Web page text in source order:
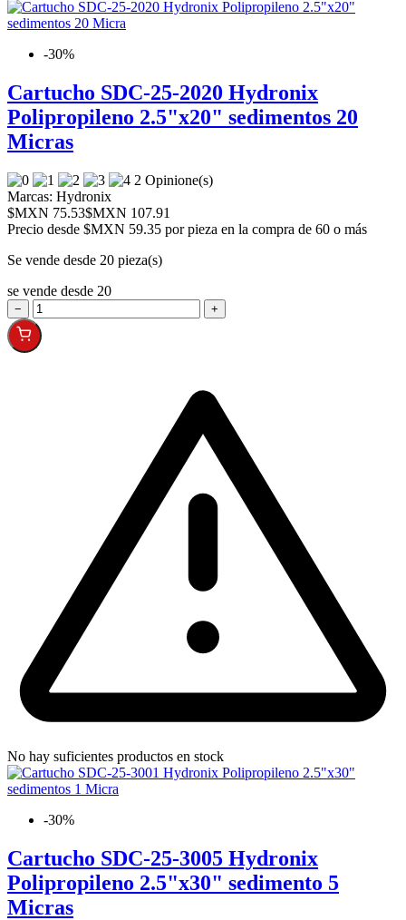
-30%
Cartucho SDC-25-2020 Hydronix
Polipropileno 2.5"x20" sedimentos 20
Micras
2 Opinione(s)
Marcas: Hydronix
$MXN 75.53$MXN 107.91
Precio desde $MXN 59.35 por pieza en la compra de 60 o más
Se vende desde 20 pieza(s)
se vende desde 20
− +
No hay suficientes productos en stock
-30%
Cartucho SDC-25-3005 Hydronix
Polipropileno 2.5"x30" sedimento 5
Micras